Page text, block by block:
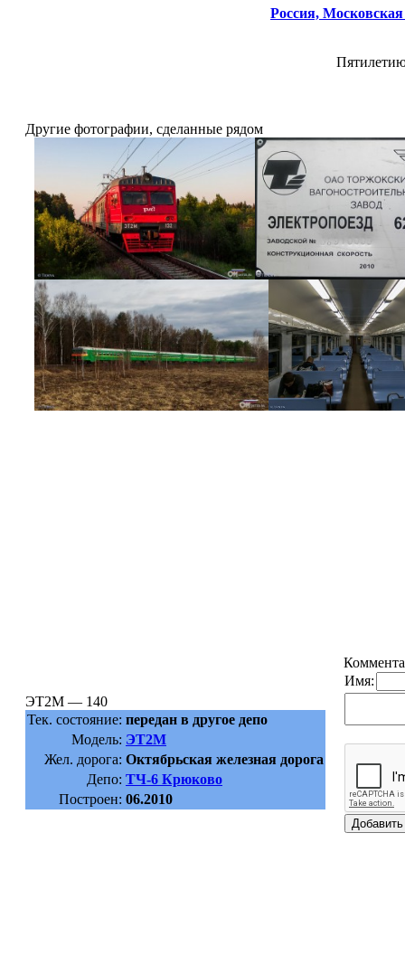
Россия, Московская
Другие фотографии, сделанные рядом
ЭТ2М — 140
Тек. состояние: передан в другое депо
Модель: ЭТ2М
Жел. дорога: Октябрьская железная дорога
Депо: ТЧ-6 Крюково
Построен: 06.2010
Имя: